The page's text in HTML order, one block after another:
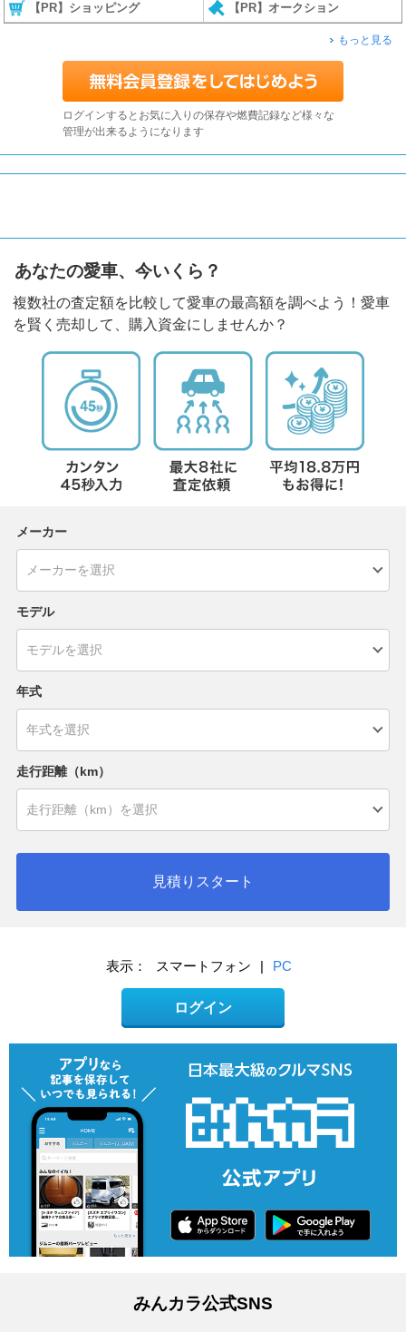
【PR】ショッピング 【PR】オークション
もっと見る
ログインするとお気に入りの保存や燃費記録など様々な
管理が出来るようになります
あなたの愛車、今いくら？
複数社の査定額を比較して愛車の最高額を調べよう！愛車
を賢く売却して、購入資金にしませんか？
メーカー
モデル
年式
走行距離（km）
見積りスタート
表示： スマートフォン | PC
ログイン
みんカラ公式SNS